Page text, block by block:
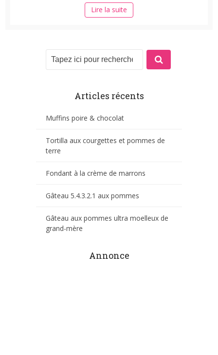
Lire la suite
Articles récents
Muffins poire & chocolat
Tortilla aux courgettes et pommes de
terre
Fondant à la crème de marrons
Gâteau 5.4.3.2.1 aux pommes
Gâteau aux pommes ultra moelleux de
grand-mère
Annonce